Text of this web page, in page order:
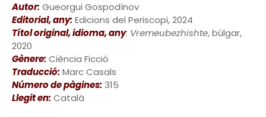
Autor: Gueorgui Gospodínov
Editorial, any: Edicions del Periscopi, 2024
Títol original, idioma, any: Vremeubezhishte, búlgar,
2020
Gènere: Ciència Ficció
Traducció: Marc Casals
Número de pàgines: 315
Llegit en: Català